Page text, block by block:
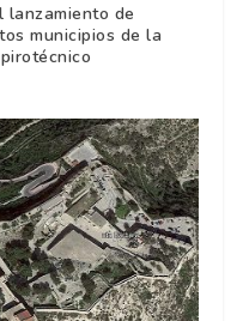
lanzamiento de
municipios de la